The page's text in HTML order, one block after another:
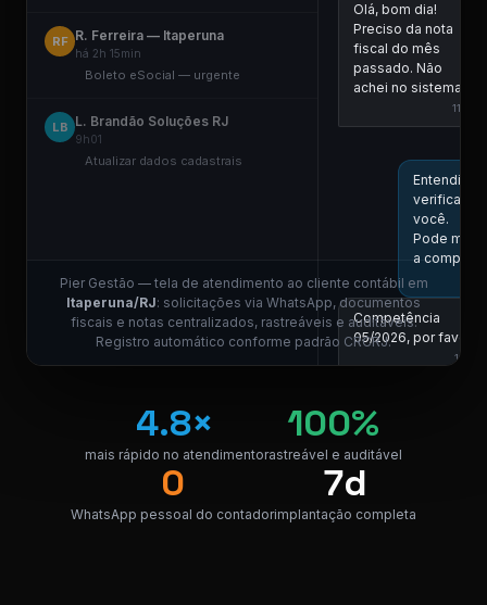
RF R. Ferreira — Itaperuna
há 2h 15min
Boleto eSocial — urgente
LB L. Brandão Soluções RJ
9h01
Atualizar dados cadastrais
Olá, bom dia!
Preciso da nota
fiscal do mês
passado. Não
achei no sistema.
11:00
Entendi!
verificar
você.
Pode me
a
Competência
05/2026, por favor.
11:01
da nota.
PDF · 248 KB
Pier Gestão — tela de atendimento ao cliente contábil em
Itaperuna/RJ: solicitações via WhatsApp, documentos
fiscais e notas centralizados, rastreáveis e auditáveis.
Registro automático conforme padrão CRCRJ.
4.8×
mais rápido no atendimento
100%
rastreável e auditável
0
WhatsApp pessoal do contador
7d
implantação completa